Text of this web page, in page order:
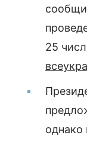
25
однако